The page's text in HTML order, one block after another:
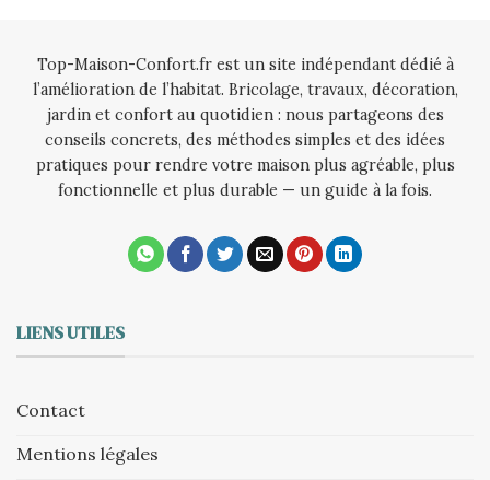
Top-Maison-Confort.fr est un site indépendant dédié à
l’amélioration de l’habitat. Bricolage, travaux, décoration,
jardin et confort au quotidien : nous partageons des
conseils concrets, des méthodes simples et des idées
pratiques pour rendre votre maison plus agréable, plus
fonctionnelle et plus durable — un guide à la fois.
LIENS UTILES
Contact
Mentions légales